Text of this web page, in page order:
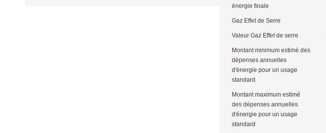
énergie finale
Gaz Effet de Serre
Valeur Gaz Effet de serre
Montant minimum estimé des
dépenses annuelles
d'énergie pour un usage
standard
Montant maximum estimé
des dépenses annuelles
d'énergie pour un usage
standard